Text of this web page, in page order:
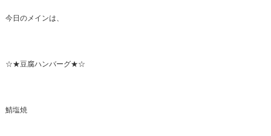
今日のメインは、
☆★豆腐ハンバーグ★☆
鯖塩焼